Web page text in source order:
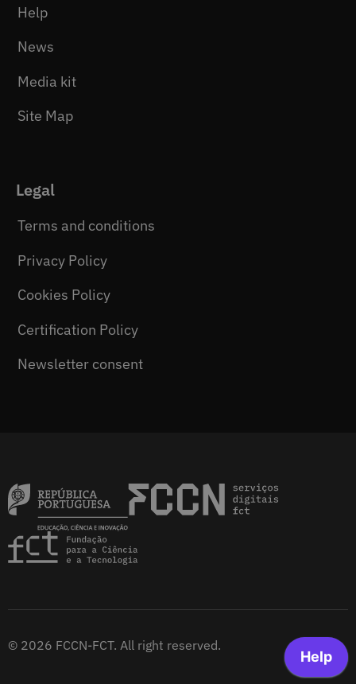
Help
News
Media kit
Site Map
Legal
Terms and conditions
Privacy Policy
Cookies Policy
Certification Policy
Newsletter consent
© 2026 FCCN-FCT. All right reserved.